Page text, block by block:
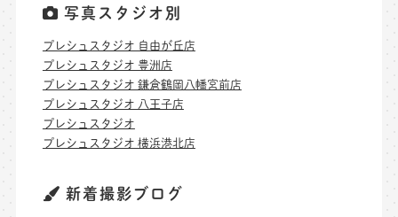
写真スタジオ別
プレシュスタジオ 自由が丘店
プレシュスタジオ 豊洲店
プレシュスタジオ 鎌倉鶴岡八幡宮前店
プレシュスタジオ 八王子店
プレシュスタジオ
プレシュスタジオ 横浜港北店
新着撮影ブログ